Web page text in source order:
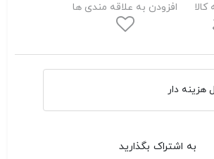
افزودن به علاقه مندی ها
هزینه دار
به اشتراک بگذارید